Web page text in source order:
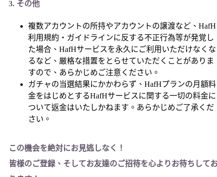
3. その他
複数アカウントの所持やアカウントの譲渡など、HafH
利用規約・ガイドラインに反する不正行為等が発覚し
た場合、HafHサービスを永久にご利用いただけなくな
るなど、厳格な措置をとらせていただくことがありま
すので、あらかじめご注意ください。
ガチャの当選結果にかかわらず、HafHプランの月額料
金をはじめとするHafHサービスに関する一切の料金に
ついて返金はいたしかねます。あらかじめご了承くだ
さい。
この機会を絶対にお見逃しなく！
皆様のご登録、そしてお友達のご招待を心よりお待ちして